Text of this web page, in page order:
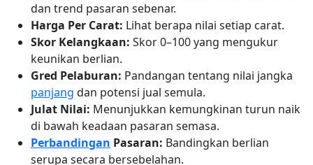
dan trend pasaran sebenar.
Harga Per Carat: Lihat berapa nilai setiap carat.
Skor Kelangkaan: Skor 0–100 yang mengukur
keunikan berlian.
Gred Pelaburan: Pandangan tentang nilai jangka
panjang dan potensi jual semula.
Julat Nilai: Menunjukkan kemungkinan turun naik
di bawah keadaan pasaran semasa.
Perbandingan Pasaran: Bandingkan berlian
serupa secara bersebelahan.